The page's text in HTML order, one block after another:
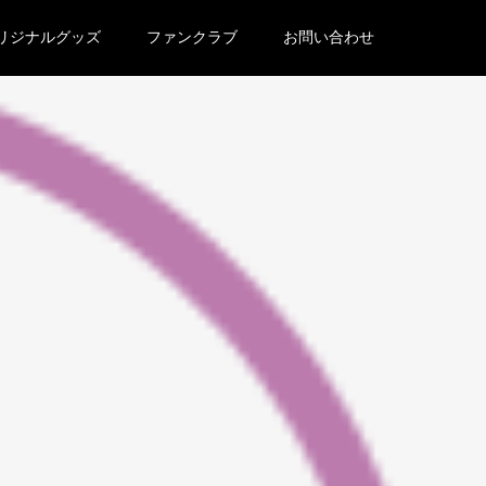
ジナルグッズ ファンクラブ お問い合わせ